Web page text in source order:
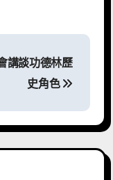
講談功德林歷
史角色